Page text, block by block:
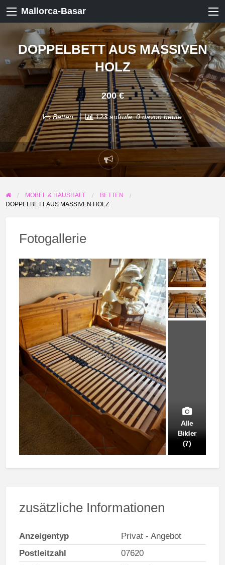
Mallorca-Basar
DOPPELBETT AUS MASSIVEN
HOLZ
200 €
Betten 123 aufrufe, 0 davon heute
Problem
melden
MÖBEL & HAUSHALT
BETTEN
DOPPELBETT AUS MASSIVEN HOLZ
Fotogallerie
Alle
Bilder
(7)
zusätzliche Informationen
Anzeigentyp
Privat - Angebot
Postleitzahl
07620